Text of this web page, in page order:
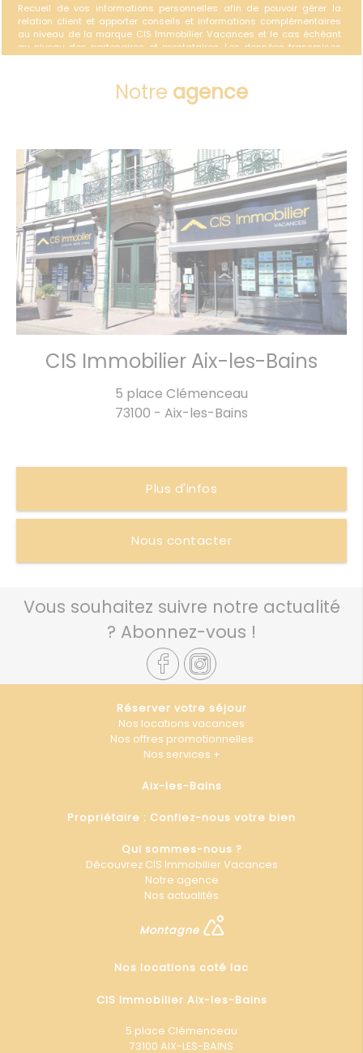
Recueil de vos informations personnelles afin de pouvoir gérer la
relation client et apporter conseils et informations complémentaires
au niveau de la marque CIS Immobilier Vacances et le cas échéant
au niveau des partenaires et prestataires. Les données transmises
pas celle nécessaire à la réalisation des finalités précitées.
Conformément au Règlement européen n°2016/679/UE du 27 avril
portabilité et de limitation du traitement des données vous
concernant ainsi que du droit de communiquer des directives sur le
sort de vos données après votre mort. Vous avez également la
possibilité de vous opposer au traitement des données vous
concernant pour motifs légitimes. Vous pouvez exercer ce droit par
courrier électronique adressé à : webmaster@groupe-habiter.com, ou
par courrier à CIS IMMOBILIER - 116 quai Charles Roissard - 73025 -
Chambéry, accompagné d'une copie d'un titre d'identité. Pour plus
d'informations consulter nos
Mentions légales
Notre agence
CIS Immobilier Aix-les-Bains
5 place Clémenceau​
73100 - Aix-les-Bains
Plus d'infos
Nous contacter
Vous souhaitez suivre notre actualité
? Abonnez-vous !
x j
Réserver votre séjour
Nos locations vacances
Nos offres promotionnelles
Nos services +
Aix-les-Bains
Propriétaire : Confiez-nous votre bien
Qui sommes-nous ?
Découvrez CIS Immobilier Vacances
Notre agence
Nos actualités
Montagne
Nos locations coté lac
CIS Immobilier Aix-les-Bains
5 place Clémenceau
73100 AIX-LES-BAINS